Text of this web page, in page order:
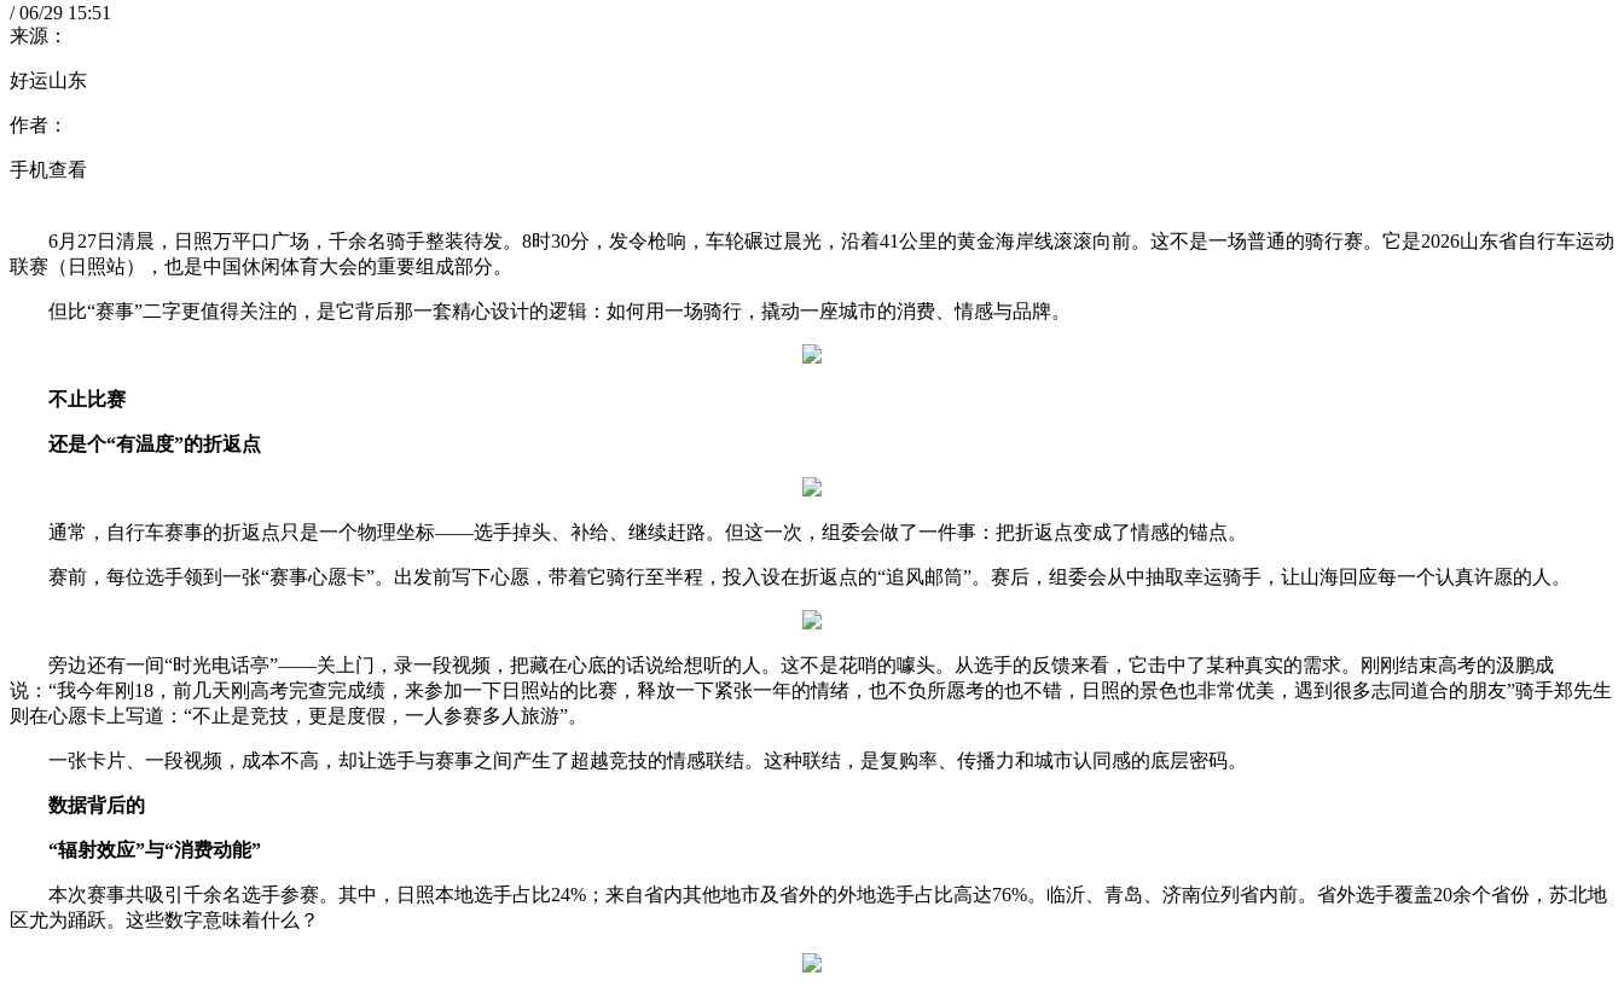
/ 06/29 15:51
来源：
好运山东
作者：
手机查看
6月27日清晨，日照万平口广场，千余名骑手整装待发。8时30分，发令枪响，车轮碾过晨光，沿着41公里的黄金海岸线滚滚向前。这不是一场普通的骑行赛。它是2026山东省自行车运动
联赛（日照站），也是中国休闲体育大会的重要组成部分。
但比“赛事”二字更值得关注的，是它背后那一套精心设计的逻辑：如何用一场骑行，撬动一座城市的消费、情感与品牌。
不止比赛
还是个“有温度”的折返点
通常，自行车赛事的折返点只是一个物理坐标——选手掉头、补给、继续赶路。但这一次，组委会做了一件事：把折返点变成了情感的锚点。
赛前，每位选手领到一张“赛事心愿卡”。出发前写下心愿，带着它骑行至半程，投入设在折返点的“追风邮筒”。赛后，组委会从中抽取幸运骑手，让山海回应每一个认真许愿的人。
旁边还有一间“时光电话亭”——关上门，录一段视频，把藏在心底的话说给想听的人。这不是花哨的噱头。从选手的反馈来看，它击中了某种真实的需求。刚刚结束高考的汲鹏成
说：“我今年刚18，前几天刚高考完查完成绩，来参加一下日照站的比赛，释放一下紧张一年的情绪，也不负所愿考的也不错，日照的景色也非常优美，遇到很多志同道合的朋友”骑手郑先生
则在心愿卡上写道：“不止是竞技，更是度假，一人参赛多人旅游”。
一张卡片、一段视频，成本不高，却让选手与赛事之间产生了超越竞技的情感联结。这种联结，是复购率、传播力和城市认同感的底层密码。
数据背后的
“辐射效应”与“消费动能”
本次赛事共吸引千余名选手参赛。其中，日照本地选手占比24%；来自省内其他地市及省外的外地选手占比高达76%。临沂、青岛、济南位列省内前。省外选手覆盖20余个省份，苏北地
区尤为踊跃。这些数字意味着什么？